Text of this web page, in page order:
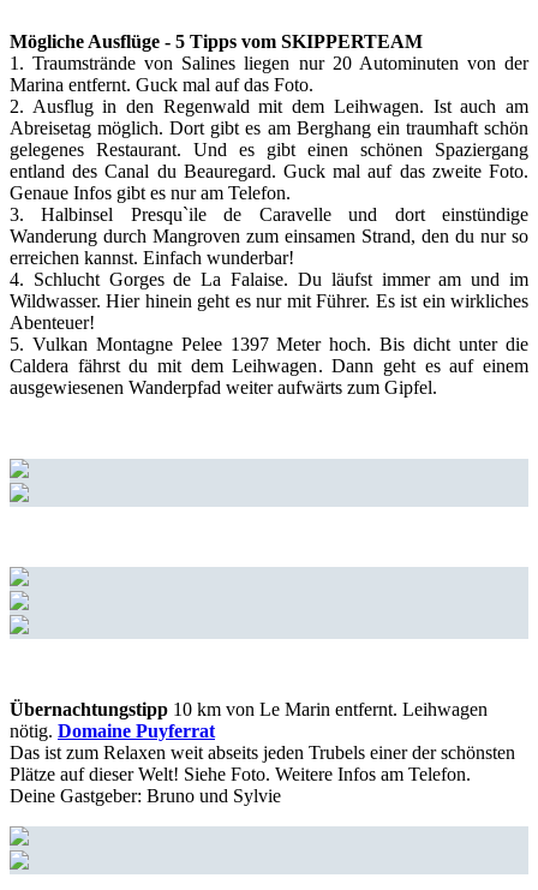
Mögliche Ausflüge - 5 Tipps vom SKIPPERTEAM
1. Traumstrände von Salines liegen nur 20 Autominuten von der
Marina entfernt. Guck mal auf das Foto.
2. Ausflug in den Regenwald mit dem Leihwagen. Ist auch am
Abreisetag möglich. Dort gibt es am Berghang ein traumhaft schön
gelegenes Restaurant. Und es gibt einen schönen Spaziergang
entland des Canal du Beauregard. Guck mal auf das zweite Foto.
Genaue Infos gibt es nur am Telefon.
3. Halbinsel Presqu`ile de Caravelle und dort einstündige
Wanderung durch Mangroven zum einsamen Strand, den du nur so
erreichen kannst. Einfach wunderbar!
4. Schlucht Gorges de La Falaise. Du läufst immer am und im
Wildwasser. Hier hinein geht es nur mit Führer. Es ist ein wirkliches
Abenteuer!
5. Vulkan Montagne Pelee 1397 Meter hoch. Bis dicht unter die
Caldera fährst du mit dem Leihwagen. Dann geht es auf einem
ausgewiesenen Wanderpfad weiter aufwärts zum Gipfel.
Übernachtungstipp 10 km von Le Marin entfernt. Leihwagen
nötig. Domaine Puyferrat
Das ist zum Relaxen weit abseits jeden Trubels einer der schönsten
Plätze auf dieser Welt! Siehe Foto. Weitere Infos am Telefon.
Deine Gastgeber: Bruno und Sylvie